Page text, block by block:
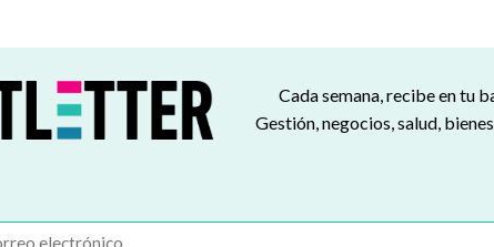
Cada semana, recibe en tu
Gestión, negocios, salud,